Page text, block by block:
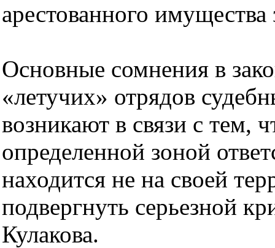
арестованного имущества
Основные сомнения в
«летучих» отрядов
возникают в связи с тем,
определенной зоной
находится не на своей
подвергнуть серьезной
Кулакова.